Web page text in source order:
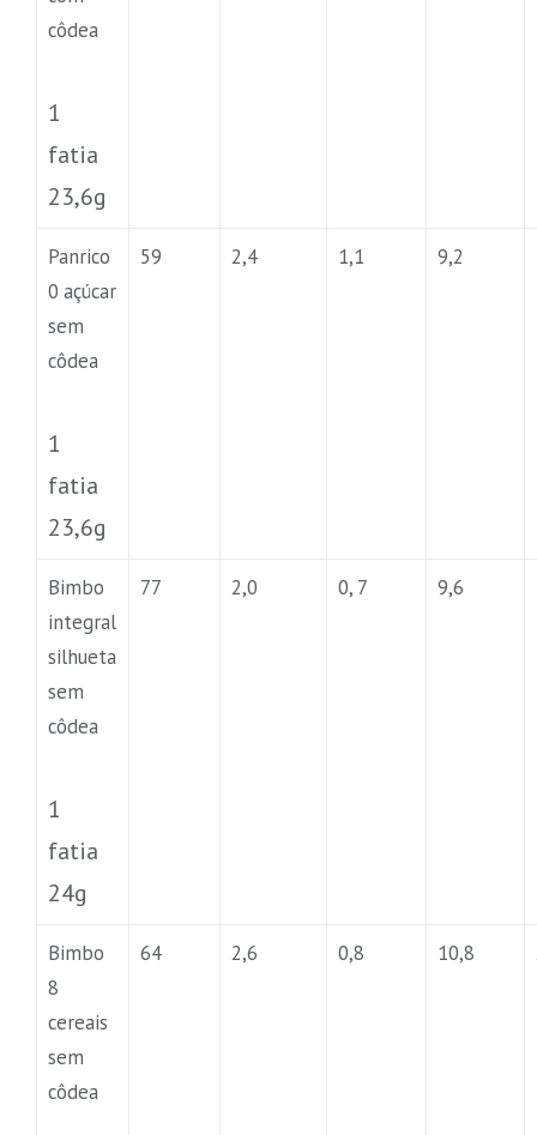
côdea
1
fatia
23,6g
Panrico
0 açúcar
sem
côdea
1
fatia
23,6g
59 2,4 1,1 9,2
Bimbo
integral
silhueta
sem
côdea
1
fatia
24g
77 2,0 0, 7 9,6
Bimbo
8
cereais
sem
côdea
64 2,6 0,8 10,8